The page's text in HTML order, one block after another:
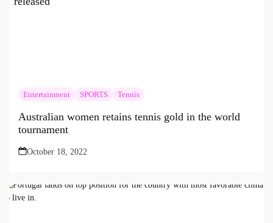
Entertainment SPORTS Tennis
Australian women retains tennis gold in the world
tournament
October 18, 2022